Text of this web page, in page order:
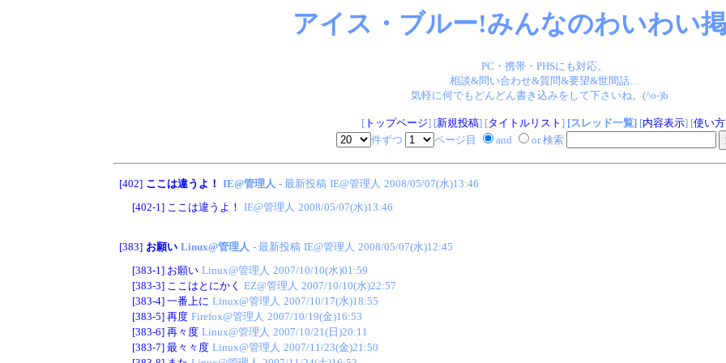
アイス・ブルー!みんなのわいわい
PC・携帯・PHSにも対応。
相談&問い合わせ&質問&要望&世間話…
気軽に何でもどんどん書き込みをして下さいね。(^o-)b
[トップページ] [新規投稿] [タイトルリスト ] [スレッド一覧][内容表示] [使い方
件ずつ
ページ目 and or 検索
[402] ここは違うよ！ IE@管理人 - 最新投稿 IE@管理人 2008/05/07(水)13:46
[402-1] ここは違うよ！ IE@管理人 2008/05/07(水)13:46
[383] お願い Linux@管理人 - 最新投稿 IE@管理人 2008/05/07(水)12:45
[383-1] お願い Linux@管理人 2007/10/10(水)01:59
[383-3] ここはとにかく EZ@管理人 2007/10/10(水)22:57
[383-4] 一番上に Linux@管理人 2007/10/17(水)18:55
[383-5] 再度 Firefox@管理人 2007/10/19(金)16:53
[383-6] 再々度 Linux@管理人 2007/10/21(日)20:11
[383-7] 最々々度 Linux@管理人 2007/11/23(金)21:50